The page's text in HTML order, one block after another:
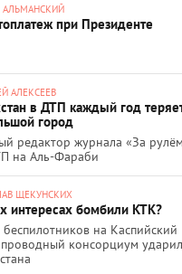
при Президенте
АЛЕКСЕЕВ
в ДТП каждый год
город
редактор журнала «За
на Аль-Фараби
ЩЕКУНСКИХ
интересах бомбили КТК?
беспилотников на Каспийский
консорциум